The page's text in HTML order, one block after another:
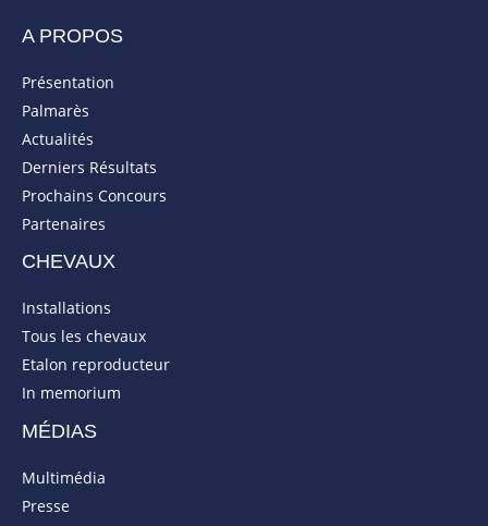
A PROPOS
Présentation
Palmarès
Actualités
Derniers Résultats
Prochains Concours
Partenaires
CHEVAUX
Installations
Tous les chevaux
Etalon reproducteur
In memorium
MÉDIAS
Multimédia
Presse